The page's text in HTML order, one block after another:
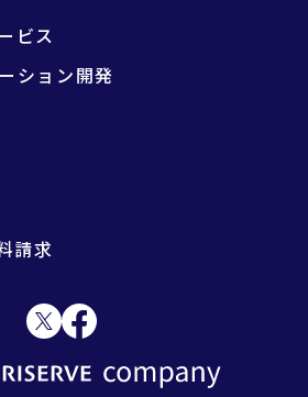
ビス
ション開発
請求